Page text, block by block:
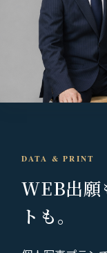
DATA & PRINT
WEB出願
トも。